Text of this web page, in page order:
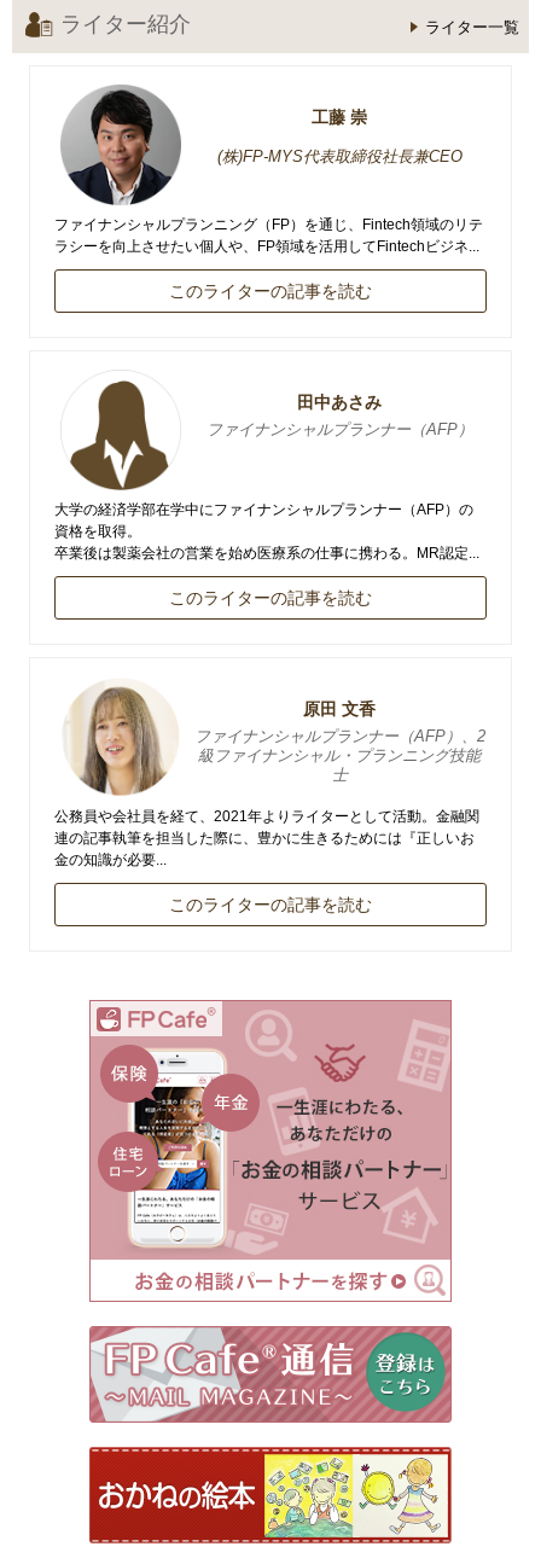
ライター紹介 ライター一覧
工藤 崇
(株)FP-MYS代表取締役社長兼CEO
ファイナンシャルプランニング（FP）を通じ、Fintech領域のリテ
ラシーを向上させたい個人や、FP領域を活用してFintechビジネ...
このライターの記事を読む
田中あさみ
ファイナンシャルプランナー（AFP）
大学の経済学部在学中にファイナンシャルプランナー（AFP）の
資格を取得。
卒業後は製薬会社の営業を始め医療系の仕事に携わる。MR認定...
このライターの記事を読む
原田 文香
ファイナンシャルプランナー（AFP）、2
級ファイナンシャル・プランニング技能
士
公務員や会社員を経て、2021年よりライターとして活動。金融関
連の記事執筆を担当した際に、豊かに生きるためには『正しいお
金の知識が必要...
このライターの記事を読む